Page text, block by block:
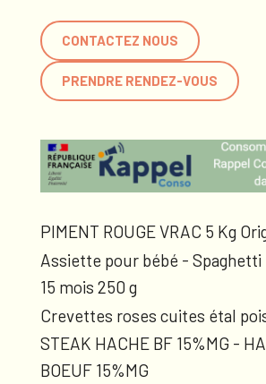
CONTACTEZ NOUS
PRENDRE RENDEZ-VOUS
PIMENT ROUGE VRAC 5 Kg
Assiette pour bébé - Spaghetti
15 mois 250 g
Crevettes roses cuites étal
STEAK HACHE BF 15%MG -
BOEUF 15%MG